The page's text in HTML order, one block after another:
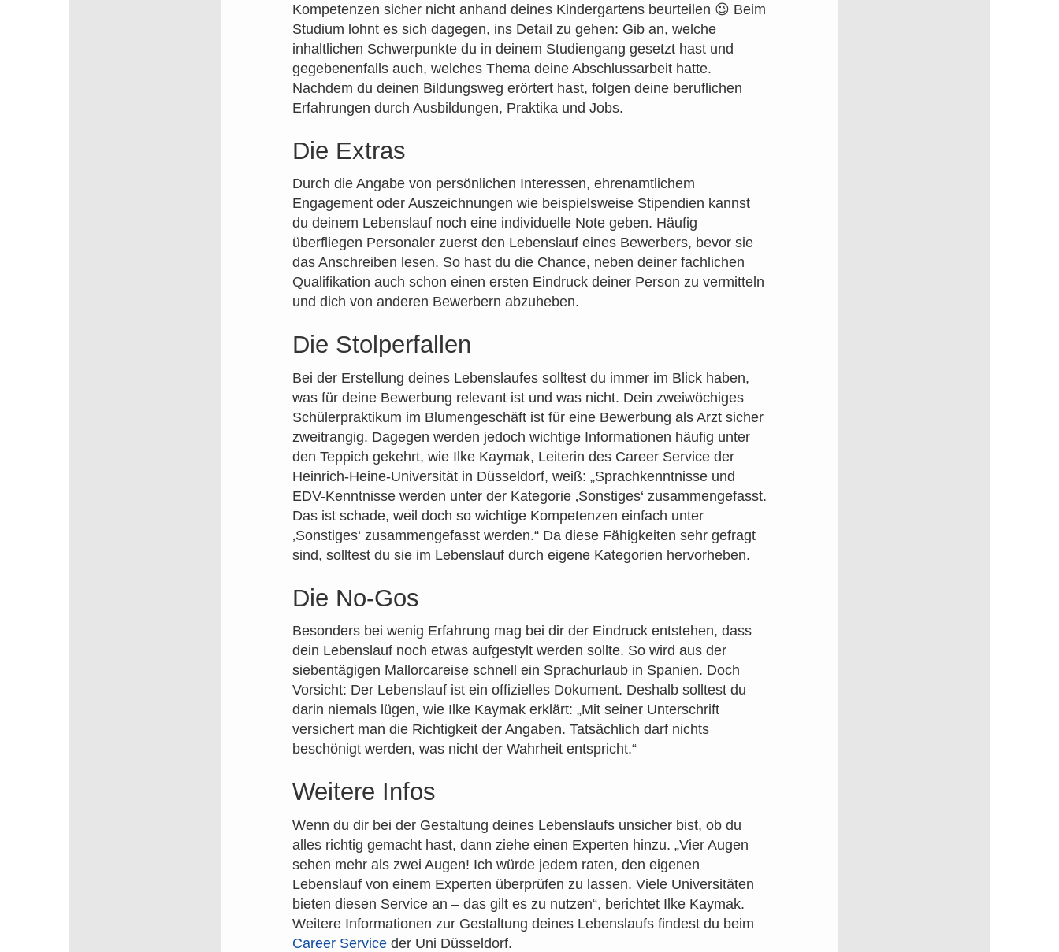
Kompetenzen sicher nicht anhand deines Kindergartens beurteilen 😉 Beim
Studium lohnt es sich dagegen, ins Detail zu gehen: Gib an, welche
inhaltlichen Schwerpunkte du in deinem Studiengang gesetzt hast und
gegebenenfalls auch, welches Thema deine Abschlussarbeit hatte.
Nachdem du deinen Bildungsweg erörtert hast, folgen deine beruflichen
Erfahrungen durch Ausbildungen, Praktika und Jobs.
Die Extras
Durch die Angabe von persönlichen Interessen, ehrenamtlichem
Engagement oder Auszeichnungen wie beispielsweise Stipendien kannst
du deinem Lebenslauf noch eine individuelle Note geben. Häufig
überfliegen Personaler zuerst den Lebenslauf eines Bewerbers, bevor sie
das Anschreiben lesen. So hast du die Chance, neben deiner fachlichen
Qualifikation auch schon einen ersten Eindruck deiner Person zu vermitteln
und dich von anderen Bewerbern abzuheben.
Die Stolperfallen
Bei der Erstellung deines Lebenslaufes solltest du immer im Blick haben,
was für deine Bewerbung relevant ist und was nicht. Dein zweiwöchiges
Schülerpraktikum im Blumengeschäft ist für eine Bewerbung als Arzt sicher
zweitrangig. Dagegen werden jedoch wichtige Informationen häufig unter
den Teppich gekehrt, wie Ilke Kaymak, Leiterin des Career Service der
Heinrich-Heine-Universität in Düsseldorf, weiß: „Sprachkenntnisse und
EDV-Kenntnisse werden unter der Kategorie ‚Sonstiges‘ zusammengefasst.
Das ist schade, weil doch so wichtige Kompetenzen einfach unter
‚Sonstiges‘ zusammengefasst werden.“ Da diese Fähigkeiten sehr gefragt
sind, solltest du sie im Lebenslauf durch eigene Kategorien hervorheben.
Die No-Gos
Besonders bei wenig Erfahrung mag bei dir der Eindruck entstehen, dass
dein Lebenslauf noch etwas aufgestylt werden sollte. So wird aus der
siebentägigen Mallorcareise schnell ein Sprachurlaub in Spanien. Doch
Vorsicht: Der Lebenslauf ist ein offizielles Dokument. Deshalb solltest du
darin niemals lügen, wie Ilke Kaymak erklärt: „Mit seiner Unterschrift
versichert man die Richtigkeit der Angaben. Tatsächlich darf nichts
beschönigt werden, was nicht der Wahrheit entspricht.“
Weitere Infos
Wenn du dir bei der Gestaltung deines Lebenslaufs unsicher bist, ob du
alles richtig gemacht hast, dann ziehe einen Experten hinzu. „Vier Augen
sehen mehr als zwei Augen! Ich würde jedem raten, den eigenen
Lebenslauf von einem Experten überprüfen zu lassen. Viele Universitäten
bieten diesen Service an – das gilt es zu nutzen“, berichtet Ilke Kaymak.
Weitere Informationen zur Gestaltung deines Lebenslaufs findest du beim
Career Serviceder Uni Düsseldorf.